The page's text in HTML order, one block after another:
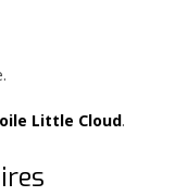
Little Cloud.